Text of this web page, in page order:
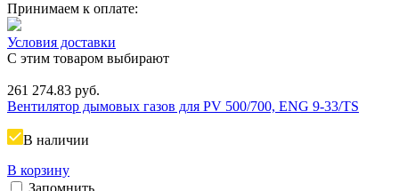
Принимаем к оплате:
Условия доставки
С этим товаром выбирают
261 274.83 руб.
Вентилятор дымовых газов для PV 500/700, ENG 9-33/TS
В наличии
В корзину